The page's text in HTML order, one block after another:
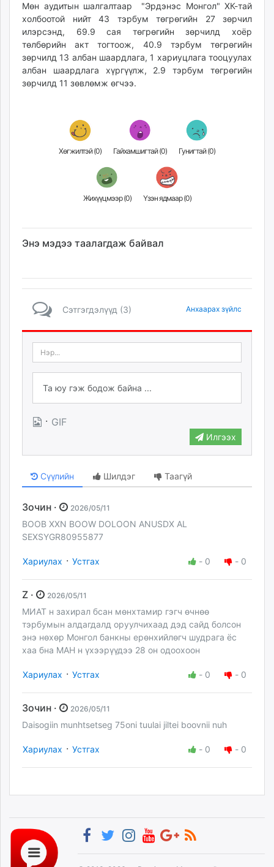
Мөн аудитын шалгалтаар "Эрдэнэс Монгол" ХК-тай
холбоотой нийт 43 тэрбум төгрөгийн 27 зөрчил
илэрсэнд, 69.9 сая төгрөгийн зөрчилд хоёр
төлбөрийн акт тогтоож, 40.9 тэрбум төгрөгийн
зөрчилд 13 албан шаардлага, 1 хариуцлага тооцуулах
албан шаардлага хүргүүлж, 2.9 тэрбум төгрөгийн
зөрчилд 11 зөвлөмж өгчээ.
Хөгжилтэй (0) Гайхамшигтай (0) Гунигтай (0)
Жихүүцмээр (0) Үзэн ядмаар (0)
Энэ мэдээ таалагдаж байвал
Сэтгэгдэлүүд (3) Анхаарах зүйлс
· GIF
Илгээх
Сүүлийн Шилдэг Таагүй
Зочин · 2026/05/11
BOOB XXN BOOW DOLOON ANUSDX AL
SEXSYGR80955877
Хариулах · Устгах - 0 - 0
Z · 2026/05/11
МИАТ н захирал бсан мөнхтамир гэгч өчнөө
тэрбумын алдагдалд оруулчихаад дэд сайд болсон
энэ нөхөр Монгол банкны ерөнхийлөгч шудрага ёс
хаа бна МАН н үхээрүүдээ 28 он одоохоон
Хариулах · Устгах - 0 - 0
Зочин · 2026/05/11
Daisogiin munhtsetseg 75oni tuulai jiltei boovnii nuh
Хариулах · Устгах - 0 - 0